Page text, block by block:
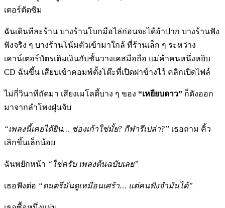
เตอร์ตัดซิม
ฉันเดินทีละร้าน บางร้านโบกมือไล่ก่อนจะได้อ้าปาก บางร้านฟัง
ฟังจริง ๆ บางร้านโน้มตัวเข้ามาใกล้ ที่ร้านเล็ก ๆ ระหว่าง
เคาน์เตอร์บัตรเติมเงินกับชั้นวางเคสมือถือ แม่ค้าคนหนึ่งหยิบ
CD ฉันขึ้น เสียบเข้าคอมพ์ตั้งโต๊ะที่เปิดฝาข้างไว้ คลิกเปิดไฟล์
ไม่กี่วินาทีถัดมา เสียงเมโลดี้บาง ๆ ของ “เหยียบดาว” ก็ดังออก
มาจากลำโพงฝุ่นจับ
“เพลงนี้เคยได้ยิน… ช่องเก้าใช่มั้ย? กีฬารึเปล่า?” เธอถาม คิ้ว
เลิกขึ้นเล็กน้อย
ฉันพยักหน้า “ใช่ครับ เพลงต้นฉบับเลย”
เธอฟังต่อ “ดนตรีมันดูเหมือนเศร้า… แต่คนฟังจำมันได้”